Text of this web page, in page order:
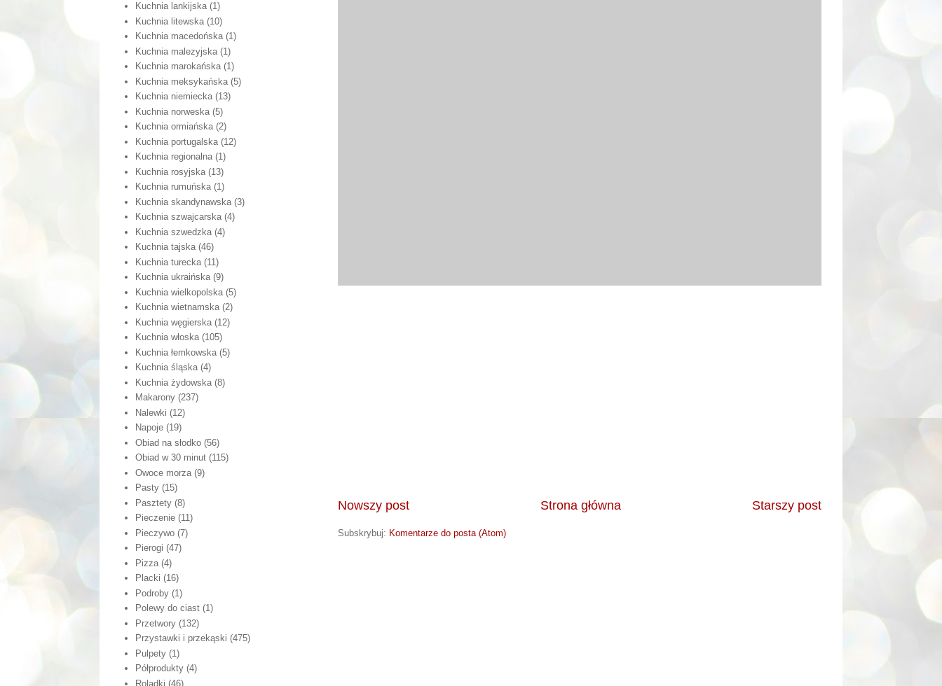
Nowszy post Starszy post
Strona główna
Subskrybuj: Komentarze do posta (Atom)
Kuchnia lankijska (1)
Kuchnia litewska (10)
Kuchnia macedońska (1)
Kuchnia malezyjska (1)
Kuchnia marokańska (1)
Kuchnia meksykańska (5)
Kuchnia niemiecka (13)
Kuchnia norweska (5)
Kuchnia ormiańska (2)
Kuchnia portugalska (12)
Kuchnia regionalna (1)
Kuchnia rosyjska (13)
Kuchnia rumuńska (1)
Kuchnia skandynawska (3)
Kuchnia szwajcarska (4)
Kuchnia szwedzka (4)
Kuchnia tajska (46)
Kuchnia turecka (11)
Kuchnia ukraińska (9)
Kuchnia wielkopolska (5)
Kuchnia wietnamska (2)
Kuchnia węgierska (12)
Kuchnia włoska (105)
Kuchnia łemkowska (5)
Kuchnia śląska (4)
Kuchnia żydowska (8)
Makarony (237)
Nalewki (12)
Napoje (19)
Obiad na słodko (56)
Obiad w 30 minut (115)
Owoce morza (9)
Pasty (15)
Pasztety (8)
Pieczenie (11)
Pieczywo (7)
Pierogi (47)
Pizza (4)
Placki (16)
Podroby (1)
Polewy do ciast (1)
Przetwory (132)
Przystawki i przekąski (475)
Pulpety (1)
Półprodukty (4)
Roladki (46)